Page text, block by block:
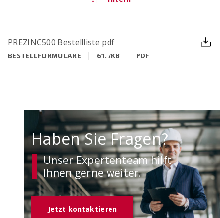
OCIMA – Lebensdauerbemessung
Ziellebensdauer von Stahlbetonbauwerken in der
Planungsphase überprüfen
ACILIST
Bewehrungstechnik-Listen einfach und schnell
erstellen
PREZINC500 Bestellliste pdf
BESTELLFORMULARE 61.7KB PDF
Haben Sie Fragen?
Unser Expertenteam hilft
Ihnen gerne weiter.
Jetzt kontaktieren